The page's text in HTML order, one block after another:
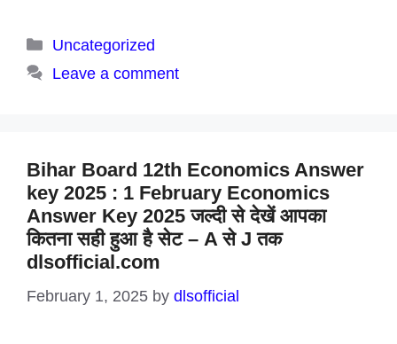
Categories
Uncategorized
Leave a comment
Bihar Board 12th Economics Answer
key 2025 : 1 February Economics
Answer Key 2025 जल्दी से देखें आपका
कितना सही हुआ है सेट – A से J तक
dlsofficial.com
February 1, 2025 by dlsofficial